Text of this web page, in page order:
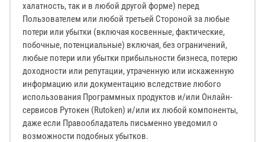
халатность, так и в любой другой форме) перед
Пользователем или любой третьей Стороной за любые
потери или убытки (включая косвенные, фактические,
побочные, потенциальные) включая, без ограничений,
любые потери или убытки прибыльности бизнеса, потерю
доходности или репутации, утраченную или искаженную
информацию или документацию вследствие любого
использования Программных продуктов и/или Онлайн-
сервисов Рутокен (Rutoken) и/или их любой компоненты,
даже если Правообладатель письменно уведомил о
возможности подобных убытков.